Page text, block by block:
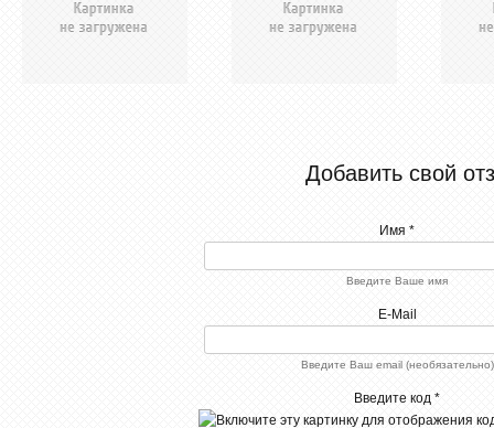
Добавить свой
Имя *
Введите Ваше имя
E-Mail
Введите Ваш email (необязательно)
Введите код *